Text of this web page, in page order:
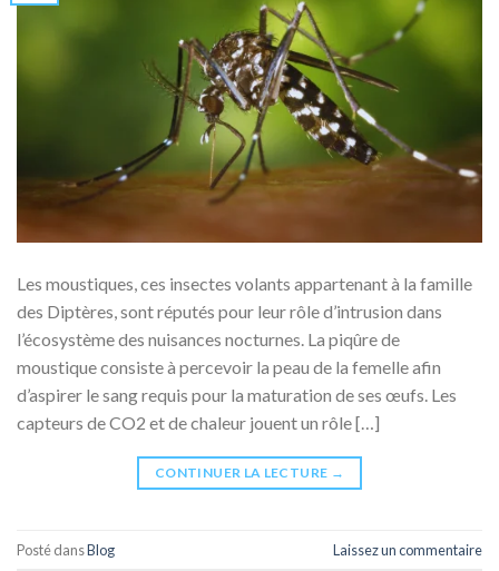
Les moustiques, ces insectes volants appartenant à la famille
des Diptères, sont réputés pour leur rôle d’intrusion dans
l’écosystème des nuisances nocturnes. La piqûre de
moustique consiste à percevoir la peau de la femelle afin
d’aspirer le sang requis pour la maturation de ses œufs. Les
capteurs de CO2 et de chaleur jouent un rôle […]
CONTINUER LA LECTURE →
Posté dansBlog Laissez un commentaire